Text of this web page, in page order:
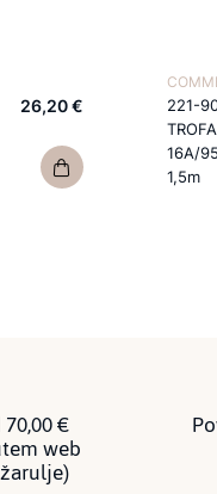
26,20 €
221-
16A/
1,5m
€
web